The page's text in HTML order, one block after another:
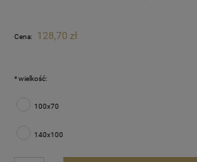
Cena nie zawiera ewentualnych kosztów
Cena: 128,70 zł
*wielkość:
100x70
140x100